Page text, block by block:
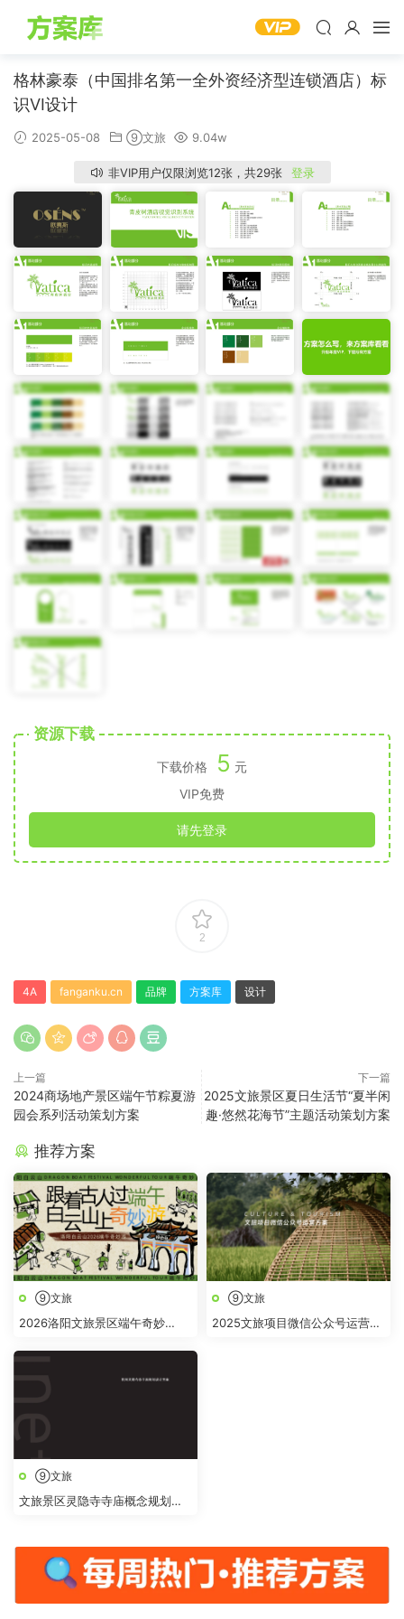
格林豪泰（中国排名第一全外资经济型连锁酒店）标
识VI设计
2025-05-08 ⑨文旅 9.04w
非VIP用户仅限浏览12张，共29张 登录
资源下载
下载价格 5 元
VIP免费
请先登录
2
4A fanganku.cn 品牌 方案库 设计
上一篇
2024商场地产景区端午节粽夏游
园会系列活动策划方案
下一篇
2025文旅景区夏日生活节“夏半闲
趣·悠然花海节”主题活动策划方案
推荐方案
⑨文旅
2026洛阳文旅景区端午奇妙
⑨文旅
2025文旅项目微信公众号运营方
⑨文旅
文旅景区灵隐寺寺庙概念规划提